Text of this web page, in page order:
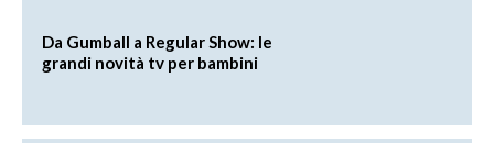
Da Gumball a Regular Show: le
grandi novità tv per bambini